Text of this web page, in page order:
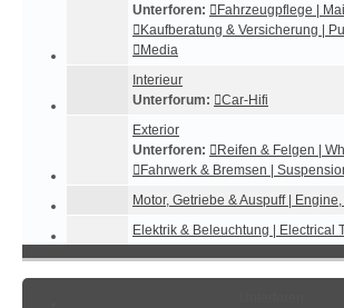
Unterforen:
Fahrzeugpflege |
Kaufberatung & Versicherung |
Media
Interieur
Unterforum:
Car-Hifi
Exterior
Unterforen:
Reifen & Felgen |
Fahrwerk & Bremsen |
Motor, Getriebe & Auspuff |
Elektrik & Beleuchtung | Electrical